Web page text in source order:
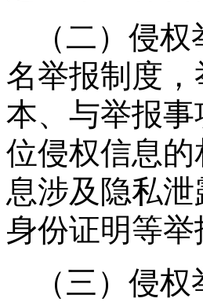
（二）侵
名举报制度
本、与举报
位侵权信息
息涉及隐私
身份证明等举
（三）侵